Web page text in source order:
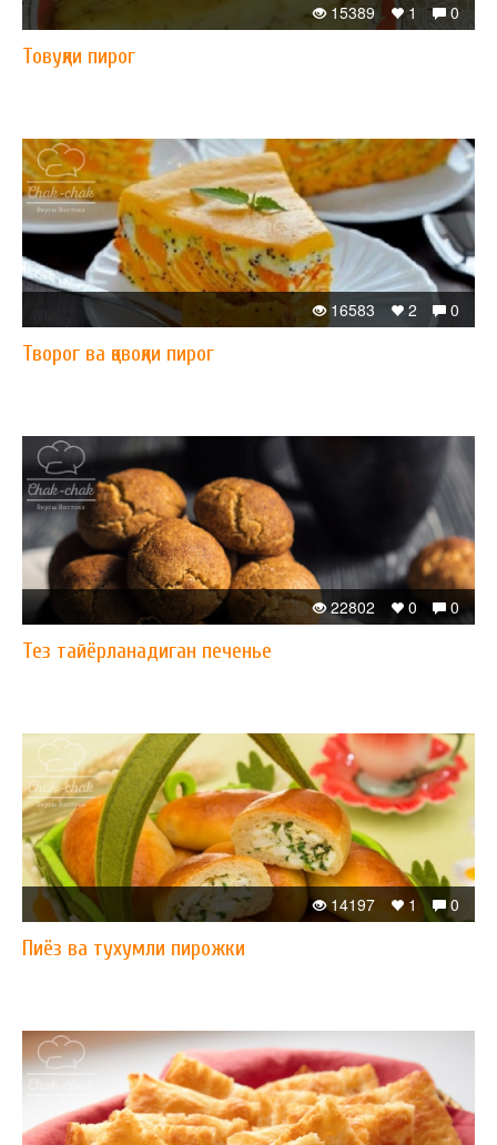
0
1
15389
Товуқли пирог
0
2
16583
Творог ва қовоқли пирог
0
0
22802
Тез тайёрланадиган печенье
0
1
14197
Пиёз ва тухумли пирожки